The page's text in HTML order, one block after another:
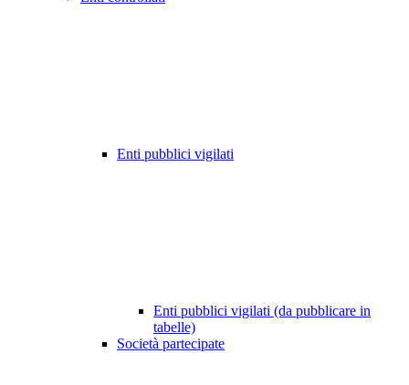
Enti pubblici vigilati
Enti pubblici vigilati (da pubblicare in
tabelle)
Società partecipate